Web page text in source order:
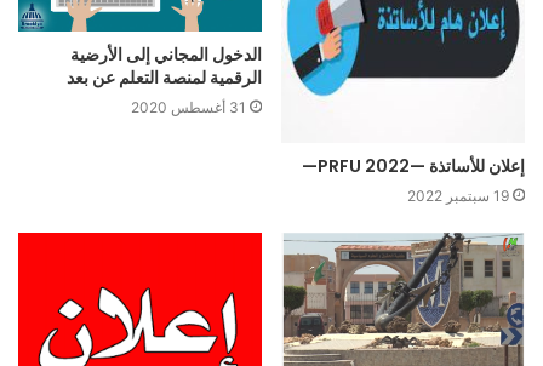
إعلان للأساتذة —PRFU 2022—
19 سبتمبر 2022
الدخول المجاني إلى الأرضية
الرقمية لمنصة التعلم عن بعد
31 أغسطس 2020